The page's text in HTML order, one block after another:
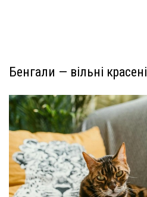
Бенгали — вільні красені